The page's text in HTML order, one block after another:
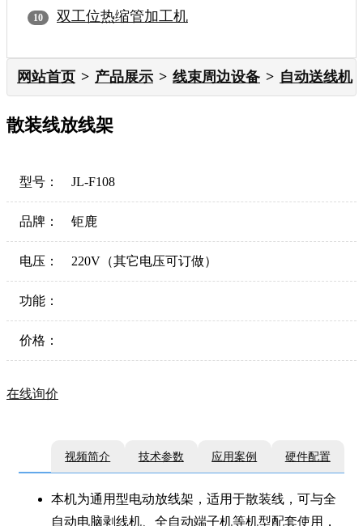
双工位热缩管加工机
网站首页 产品展示 线束周边设备 自动送线机
散装线放线架
型号： JL-F108
品牌： 钜鹿
电压： 220V（其它电压可订做）
功能：
价格：
在线询价
视频简介 技术参数 应用案例 硬件配置
本机为通用型电动放线架，适用于散装线，可与全
自动电脑剥线机、全自动端子机等机型配套使用，